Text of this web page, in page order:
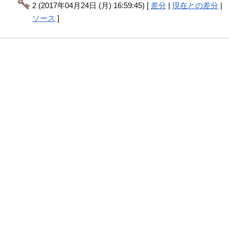
2 (2017年04月24日 (月) 16:59:45) [ 差分 |現在との差分 |
ソース ]